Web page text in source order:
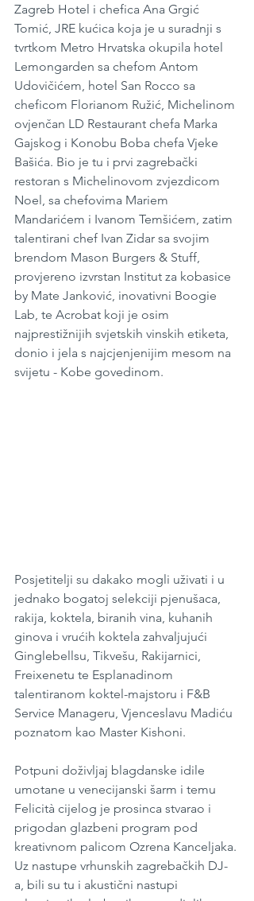
Zagreb Hotel i chefica Ana Grgić
Tomić, JRE kućica koja je u suradnji s
tvrtkom Metro Hrvatska okupila hotel
Lemongarden sa chefom Antom
Udovičićem, hotel San Rocco sa
cheficom Florianom Ružić, Michelinom
ovjenčan LD Restaurant chefa Marka
Gajskog i Konobu Boba chefa Vjeke
Bašića. Bio je tu i prvi zagrebački
restoran s Michelinovom zvjezdicom
Noel, sa chefovima Mariem
Mandarićem i Ivanom Temšićem, zatim
talentirani chef Ivan Zidar sa svojim
brendom Mason Burgers & Stuff,
provjereno izvrstan Institut za kobasice
by Mate Janković, inovativni Boogie
Lab, te Acrobat koji je osim
najprestižnijih svjetskih vinskih etiketa,
donio i jela s najcjenjenijim mesom na
svijetu - Kobe govedinom.
Posjetitelji su dakako mogli uživati i u
jednako bogatoj selekciji pjenušaca,
rakija, koktela, biranih vina, kuhanih
ginova i vrućih koktela zahvaljujući
Ginglebellsu, Tikvešu, Rakijarnici,
Freixenetu te Esplanadinom
talentiranom koktel-majstoru i F&B
Service Manageru, Vjenceslavu Madiću
poznatom kao Master Kishoni.
Potpuni doživljaj blagdanske idile
umotane u venecijanski šarm i temu
Felicità cijelog je prosinca stvarao i
prigodan glazbeni program pod
kreativnom palicom Ozrena Kanceljaka.
Uz nastupe vrhunskih zagrebačkih DJ-
a, bili su tu i akustični nastupi